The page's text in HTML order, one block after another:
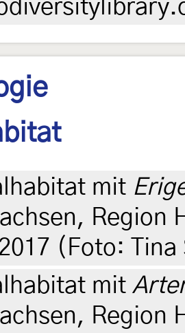
mit
Region
(Foto: Tina
mit
Region